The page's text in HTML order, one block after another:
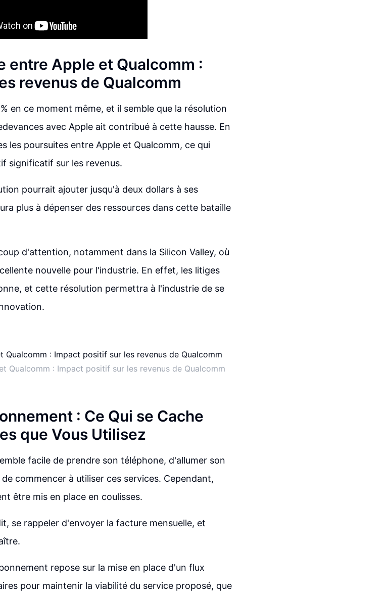
entre Apple et Qualcomm :
revenus de Qualcomm
en ce moment même, et il semble que la résolution
avec Apple ait contribué à cette hausse. En
les poursuites entre Apple et Qualcomm, ce qui
significatif sur les revenus.
pourrait ajouter jusqu'à deux dollars à ses
plus à dépenser des ressources dans cette bataille
d'attention, notamment dans la Silicon Valley, où
nouvelle pour l'industrie. En effet, les litiges
et cette résolution permettra à l'industrie de se
Qualcomm : Impact positif sur les revenus de Qualcomm
: Ce Qui se Cache
que Vous Utilisez
facile de prendre son téléphone, d'allumer son
commencer à utiliser ces services. Cependant,
être mis en place en coulisses.
se rappeler d'envoyer la facture mensuelle, et
repose sur la mise en place d'un flux
pour maintenir la viabilité du service proposé, que